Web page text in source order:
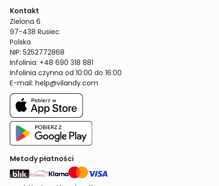
Kontakt
Zielona 6
97-438 Rusiec
Polska
NIP: 5252772868
Infolinia: +48 690 318 881
Infolinia czynna od 10:00 do 16:00
E-mail: help@vilandy.com
Metody płatności